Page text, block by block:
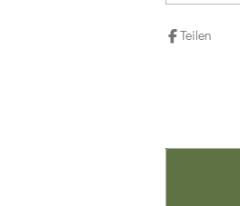
Teilen